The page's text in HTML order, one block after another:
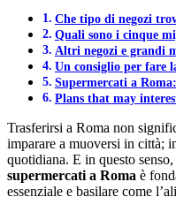
Che tipo di negozi
Quali sono i cinque
Altri negozi e grandi
Un consiglio per fare
Supermercati a
Plans that may
Trasferirsi a Roma non
imparare a muoversi in città;
quotidiana. E in questo
supermercati a Roma è
essenziale e basilare come